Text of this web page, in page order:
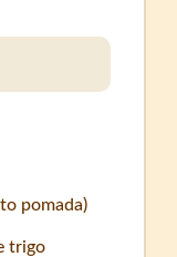
pomada)
trigo